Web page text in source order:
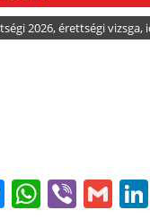
2026,érettségi vizsga,
Viber